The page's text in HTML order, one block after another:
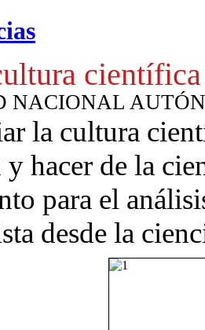
científica
NACIONAL
la cultura
hacer de la
para el
desde la